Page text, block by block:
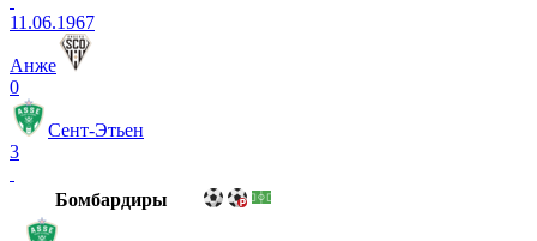
11.06.1967
Анже
0
Сент-Этьен
3
Бомбардиры